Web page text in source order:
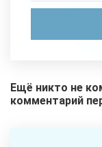
Ещё никто не
комментарий